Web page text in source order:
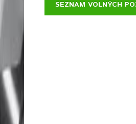
SEZNAM VOLNÝCH